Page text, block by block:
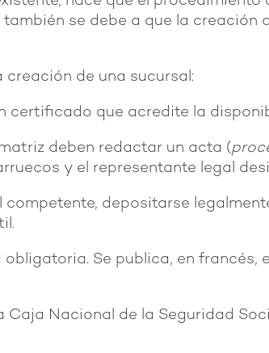
se debe a que la creación
creación de una sucursal:
certificado que acredite la
deben redactar un acta (
y el representante legal
depositarse
Se publica, en francés,
Nacional de la Seguridad